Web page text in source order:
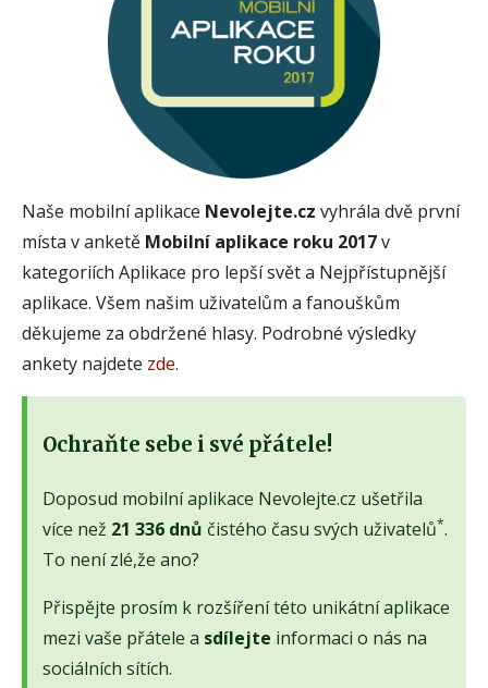
Naše mobilní aplikace Nevolejte.cz vyhrála dvě první
místa v anketě Mobilní aplikace roku 2017v
kategoriích Aplikace pro lepší svět a Nejpřístupnější
aplikace. Všem našim uživatelům a fanouškům
děkujeme za obdržené hlasy. Podrobné výsledky
ankety najdete zde.
Ochraňte sebe i své přátele!
Doposud mobilní aplikace Nevolejte.cz ušetřila
více než 21 336 dnů čistého času svých uživatelů*.
To není zlé,že ano?
Přispějte prosím k rozšíření této unikátní aplikace
mezi vaše přátele a sdílejte informaci o nás na
sociálních sítích.